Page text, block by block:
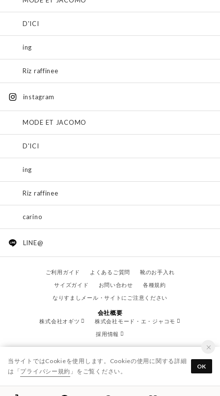
D'ICI
ing
Riz raffinee
instagram
MODE ET JACOMO
D'ICI
ing
Riz raffinee
carino
LINE@
ご利用ガイド よくあるご質問
靴のお手入れ
サイズガイド
お問い合わせ
各種規約
なりすましメール・サイトにご注意ください
会社概要
株式会社オギツ
株式会社モード・エ・ジャコモ
採用情報
© OGITSU CO.,LTD. / All Right Reserved.
当サイトではCookieを使用します。Cookieの使用に関する詳細
は「プライバシー規約 」をご覧ください。
OK